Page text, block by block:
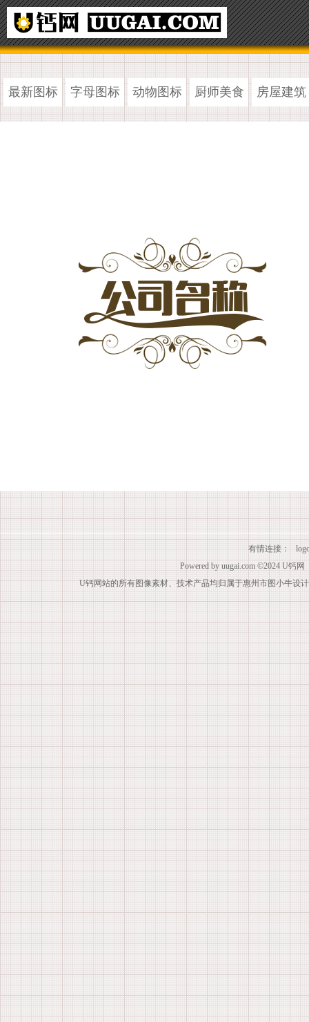
最新图标 字母图标 动物图标 厨师美食 房屋建筑
有情连接：
Powered by uugai.com ©2024 U钙网
U钙网站的所有图像素材、技术产品均归属于惠州市图小牛设